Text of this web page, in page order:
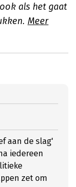
als het gaat
Meer
aan de slag'
iedereen
zet om